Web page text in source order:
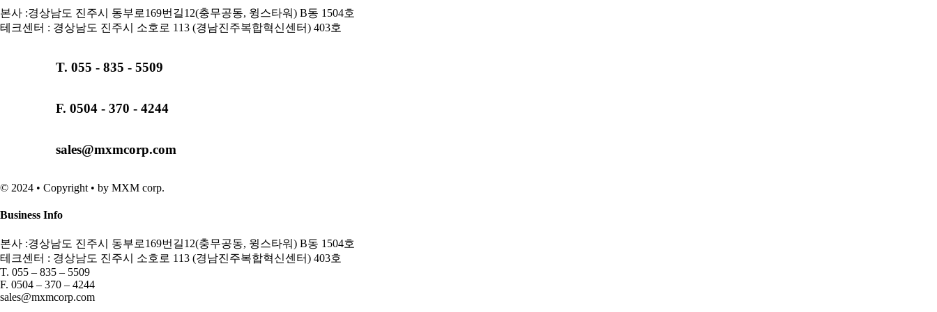
본사 :경상남도 진주시 동부로169번길12(충무공동, 윙스타워) B동 1504호
테크센터 : 경상남도 진주시 소호로 113 (경남진주복합혁신센터) 403호
T. 055 - 835 - 5509
F. 0504 - 370 - 4244
sales@mxmcorp.com
© 2024 • Copyright • by MXM corp.
Business Info
본사 :경상남도 진주시 동부로169번길12(충무공동, 윙스타워) B동 1504호
테크센터 : 경상남도 진주시 소호로 113 (경남진주복합혁신센터) 403호
T. 055 – 835 – 5509
F. 0504 – 370 – 4244
sales@mxmcorp.com